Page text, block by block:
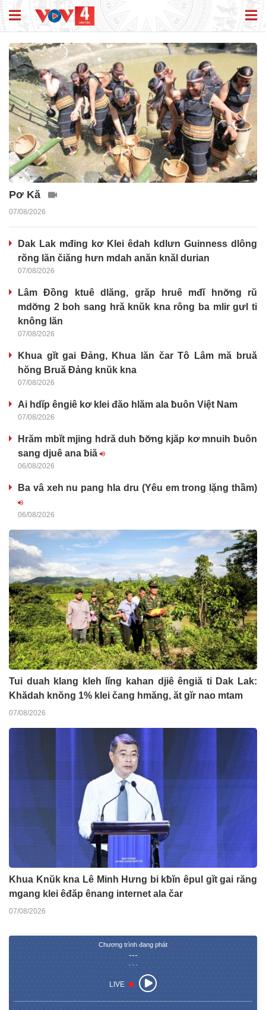
Pơ Kă
07/08/2026
Dak Lak mđing kơ Klei êdah kdlưn Guinness dlông
rŏng lăn čiăng hưn mdah anăn knăl durian
07/08/2026
Lâm Đồng ktuê dlăng, grăp hruê mđĭ hnơ̆ng rŭ
mdơ̆ng 2 boh sang hră knŭk kna rông ba mlir gưl ti
knông lăn
07/08/2026
Khua gĭt gai Đảng, Khua lăn čar Tô Lâm mă bruă
hŏng Bruă Đảng knŭk kna
07/08/2026
Ai hdĭp êngiê kơ klei đăo hlăm ala ƀuôn Việt Nam
07/08/2026
Hrăm mbĭt mjing hdră duh ƀơ̆ng kjăp kơ mnuih ƀuôn
sang djuê ana ƀiă
06/08/2026
Ba vâ xeh nu pang hla dru (Yêu em trong lặng thầm)
06/08/2026
Tui duah klang kleh lĭng kahan djiê êngiă ti Dak Lak:
Khădah knŏng 1% klei čang hmăng, ăt gĭr nao mtam
07/08/2026
Khua Knŭk kna Lê Minh Hưng bi kƀĭn êpul gĭt gai răng
mgang klei êđăp ênang internet ala čar
07/08/2026
Chương trình đang phát
---
- - -
LIVE